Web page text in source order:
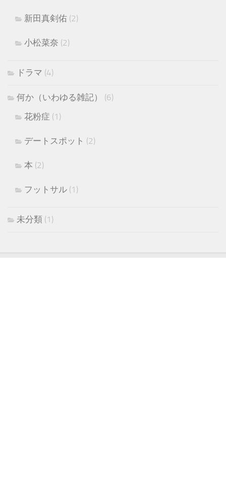
新田真剣佑 (2)
小松菜奈 (2)
ドラマ (4)
何か（いわゆる雑記）
(6)
花粉症 (1)
デートスポット (2)
本 (2)
フットサル (1)
未分類 (1)